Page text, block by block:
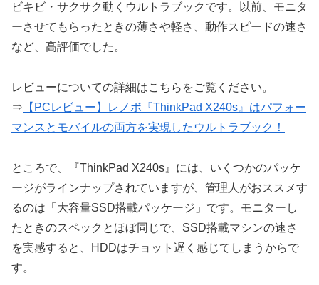
ビキビ・サクサク動くウルトラブックです。以前、モニタ
ーさせてもらったときの薄さや軽さ、動作スピードの速さ
など、高評価でした。
レビューについての詳細はこちらをご覧ください。
⇒ 【PCレビュー】レノボ『ThinkPad X240s』はパフォー
マンスとモバイルの両方を実現したウルトラブック！
ところで、『ThinkPad X240s』には、いくつかのパッケ
ージがラインナップされていますが、管理人がおススメす
るのは「大容量SSD搭載パッケージ」です。モニターし
たときのスペックとほぼ同じで、SSD搭載マシンの速さ
を実感すると、HDDはチョット遅く感じてしまうからで
す。